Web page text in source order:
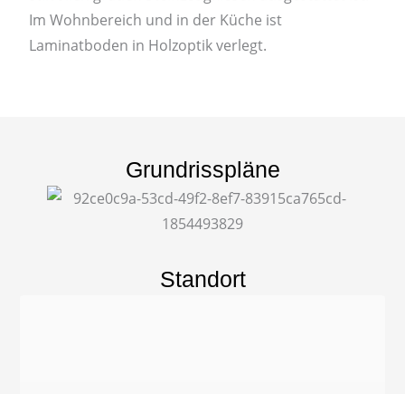
Im Wohnbereich und in der Küche ist
Laminatboden in Holzoptik verlegt.
Grundrisspläne
Standort